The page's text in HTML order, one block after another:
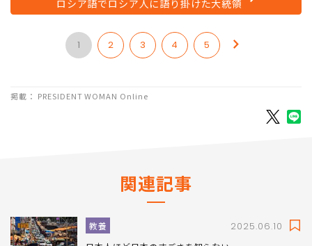
ロシア語でロシア人に語り掛けた大統領
1 2 3 4 5
掲載： PRESIDENT WOMAN Online
関連記事
教養 2025.06.10